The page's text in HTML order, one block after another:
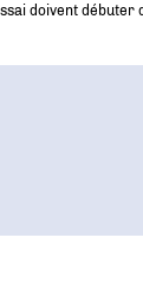
doivent débuter